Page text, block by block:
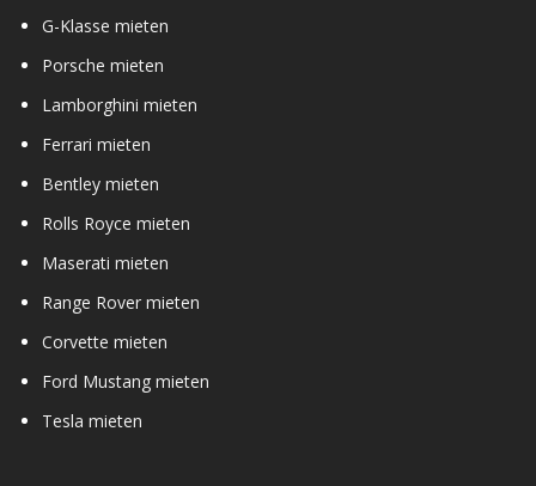
G-Klasse mieten
Porsche mieten
Lamborghini mieten
Ferrari mieten
Bentley mieten
Rolls Royce mieten
Maserati mieten
Range Rover mieten
Corvette mieten
Ford Mustang mieten
Tesla mieten